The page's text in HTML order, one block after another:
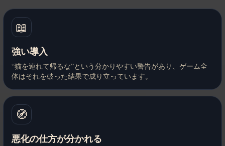
📖
強い導入
“猫を連れて帰るな”という分かりやすい警告があり、ゲーム全
体はそれを破った結果で成り立っています。
🧭
悪化の仕方が分かれる